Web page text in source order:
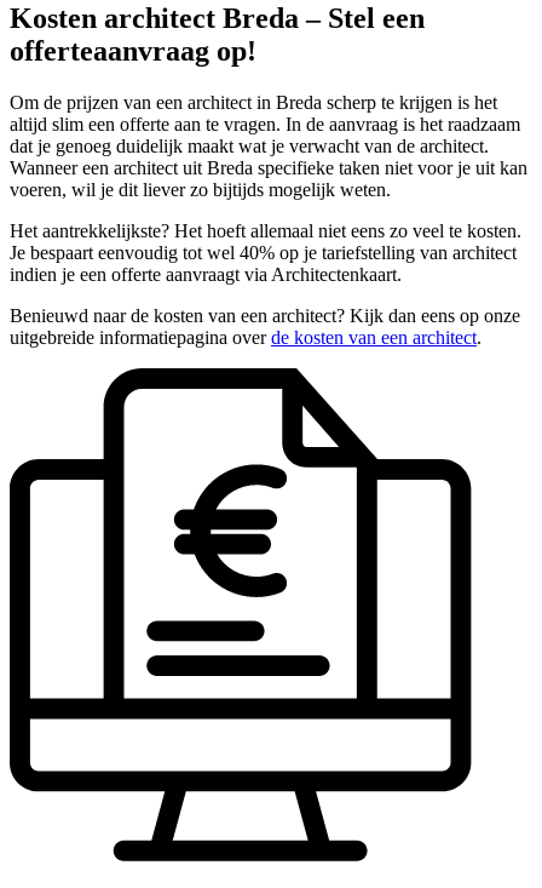
Kosten architect Breda – Stel een
offerteaanvraag op!
Om de prijzen van een architect in Breda scherp te krijgen is het
altijd slim een offerte aan te vragen. In de aanvraag is het raadzaam
dat je genoeg duidelijk maakt wat je verwacht van de architect.
Wanneer een architect uit Breda specifieke taken niet voor je uit kan
voeren, wil je dit liever zo bijtijds mogelijk weten.
Het aantrekkelijkste? Het hoeft allemaal niet eens zo veel te kosten.
Je bespaart eenvoudig tot wel 40% op je tariefstelling van architect
indien je een offerte aanvraagt via Architectenkaart.
Benieuwd naar de kosten van een architect? Kijk dan eens op onze
uitgebreide informatiepagina overde kosten van een architect.